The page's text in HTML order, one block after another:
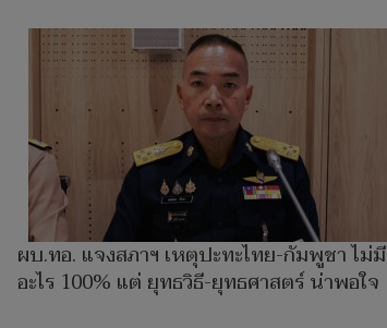
ผบ.ทอ. แจงสภาฯ เหตุปะทะไทย-กัมพูชา ไม่มี
อะไร 100% แต่ ยุทธวิธี-ยุทธศาสตร์ น่าพอใจ